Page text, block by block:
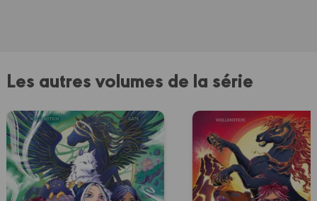
Les autres volumes de la série